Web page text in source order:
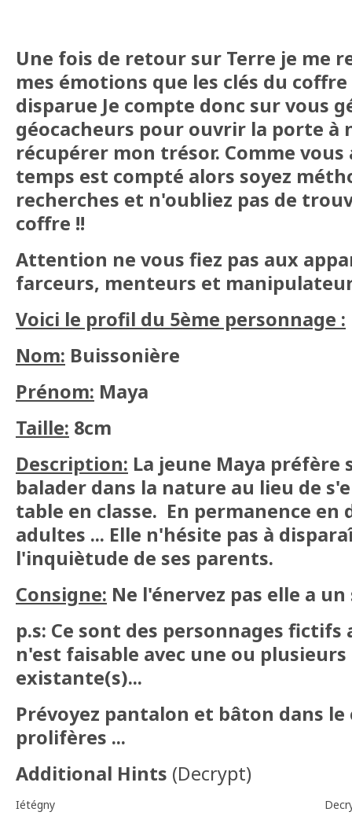
Une fois de retour sur Terre je me
mes émotions que les clés du
disparue Je compte donc sur vous
géocacheurs pour ouvrir la porte à
récupérer mon trésor. Comme vous
temps est compté alors soyez
recherches et n'oubliez pas de
coffre !!
Attention ne vous fiez pas aux
farceurs, menteurs et
Voici le profil du 5ème personnage :
Nom: Buissonière
Prénom: Maya
Taille: 8cm
Description: La jeune Maya préfère
balader dans la nature au lieu de
table en classe. En permanence en
adultes ... Elle n'hésite pas à
l'inquiètude de ses parents.
Consigne: Ne l'énervez pas elle a
p.s: Ce sont des personnages
n'est faisable avec une ou
existante(s)...
Prévoyez pantalon et bâton dans
prolifères ...
Additional Hints (Decrypt)
Iétégny